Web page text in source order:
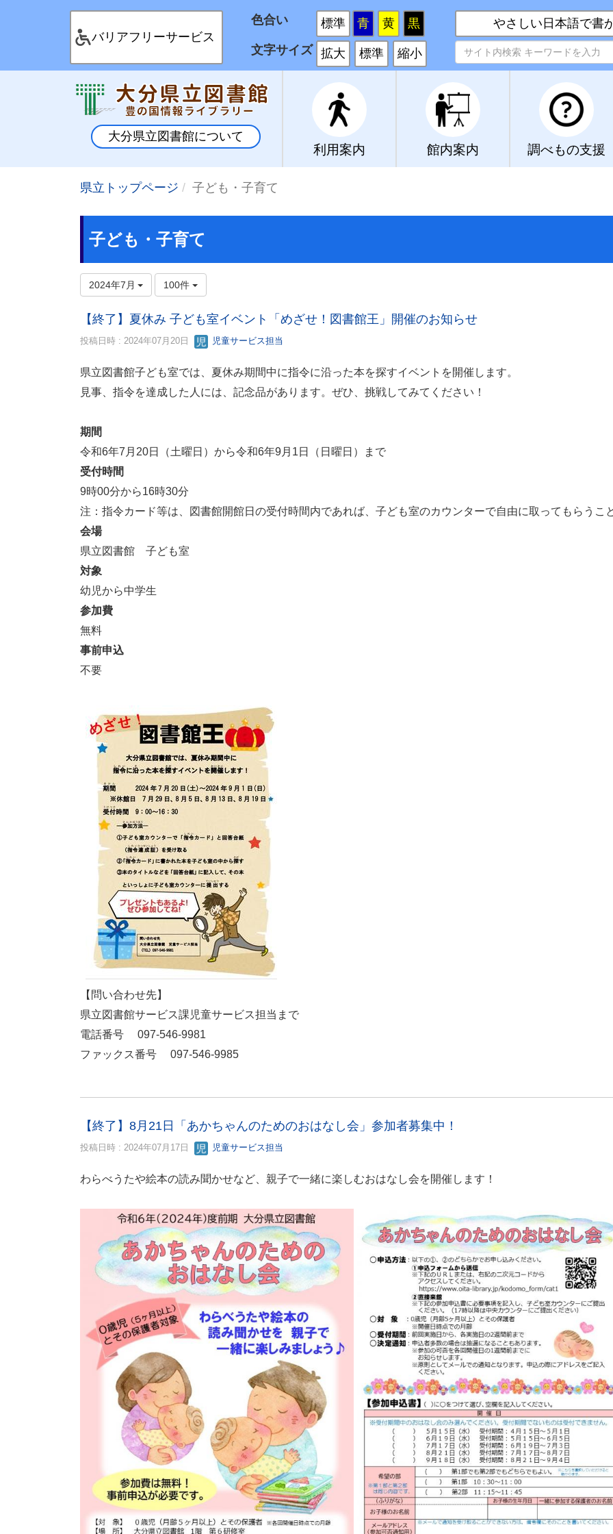
バリアフリーサービス
色合い 標準 青 黄
黒
文字サイズ 拡大 標準 縮小
やさしい日本語で書
大分県立図書館について
利用案内 館内案内 調べもの支援
県立トップページ 子ども・子育て
子ども・子育て
2024年7月 100件
【終了】夏休み 子ども室イベント「めざせ！図書館王」開催のお知らせ
投稿日時 : 2024年07月20日 児童サービス担当
県立図書館子ども室では、夏休み期間中に指令に沿った本を探すイベントを開催します。
見事、指令を達成した人には、記念品があります。ぜひ、挑戦してみてください！
期間
令和6年7月20日（土曜日）から令和6年9月1日（日曜日）まで
受付時間
9時00分から16時30分
注：指令カード等は、図書館開館日の受付時間内であれば、子ども室のカウンターで自由に取ってもらうこ
会場
県立図書館 子ども室
対象
幼児から中学生
参加費
無料
事前申込
不要
【問い合わせ先】
県立図書館サービス課児童サービス担当まで
電話番号 097-546-9981
ファックス番号 097-546-9985
【終了】8月21日「あかちゃんのためのおはなし会」参加者募集中！
投稿日時 : 2024年07月17日 児童サービス担当
わらべうたや絵本の読み聞かせなど、親子で一緒に楽しむおはなし会を開催します！